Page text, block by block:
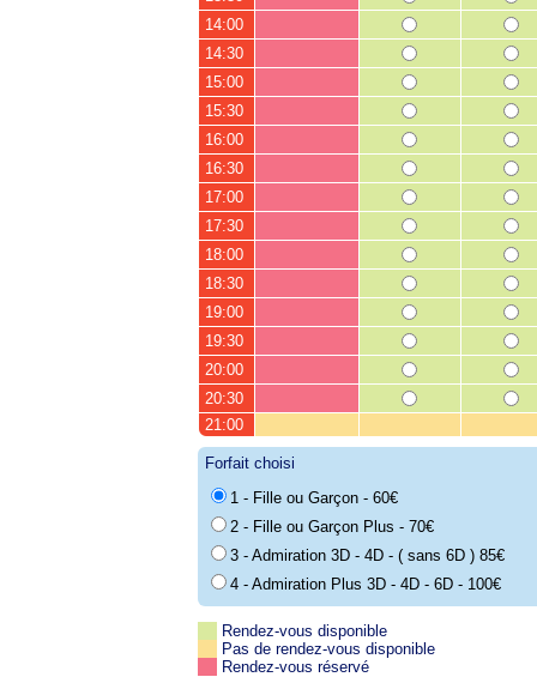
14:00
14:30
15:00
15:30
16:00
16:30
17:00
17:30
18:00
18:30
19:00
19:30
20:00
20:30
21:00
Forfait choisi
1 - Fille ou Garçon - 60€
2 - Fille ou Garçon Plus - 70€
3 - Admiration 3D - 4D - ( sans 6D ) 85€
4 - Admiration Plus 3D - 4D - 6D - 100€
Rendez-vous disponible
Pas de rendez-vous disponible
Rendez-vous réservé